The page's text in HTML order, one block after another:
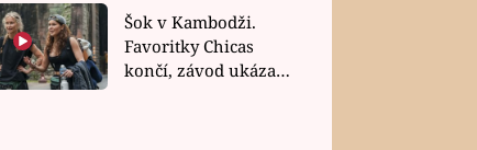
závodu nůž na krku
Šok v Kambodži.
Favoritky Chicas
končí, závod ukázal